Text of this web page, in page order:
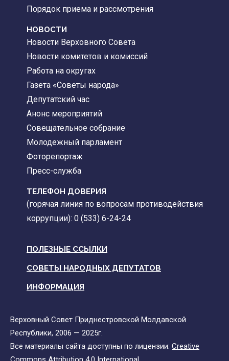
Порядок приема и рассмотрения
НОВОСТИ
Новости Верховного Совета
Новости комитетов и комиссий
Работа на округах
Газета «Советы народа»
Депутатский час
Анонс мероприятий
Совещательное собрание
Молодежный парламент
Фоторепортаж
Пресс-служба
ТЕЛЕФОН ДОВЕРИЯ
(горячая линия по вопросам противодействия
коррупции): 0 (533) 6-24-24
ПОЛЕЗНЫЕ ССЫЛКИ
СОВЕТЫ НАРОДНЫХ ДЕПУТАТОВ
ИНФОРМАЦИЯ
Верховный Совет Приднестровской Молдавской
Республики, 2006 — 2025г.
Все материалы сайта доступны по лицензии: Creative